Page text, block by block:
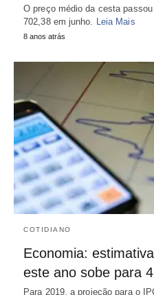
O preço médio da cesta
702,38 em junho. Leia Mais
8 anos atrás
COTIDIANO
Economia:
este ano sobe para
Para 2019, a projeção para o